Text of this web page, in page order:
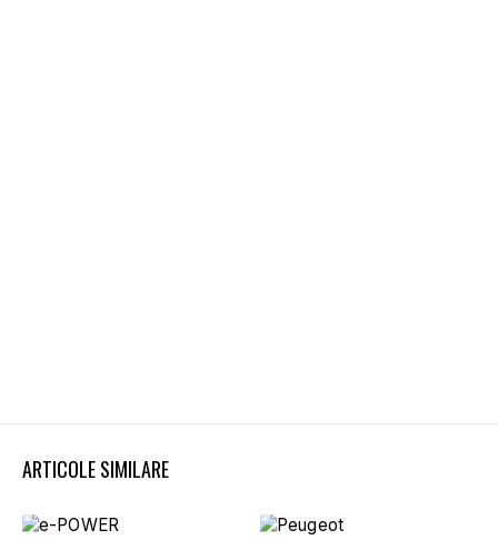
ARTICOLE SIMILARE